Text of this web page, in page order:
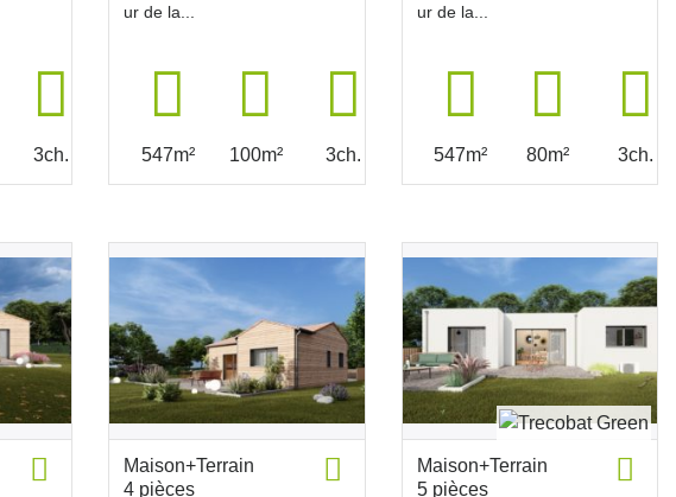
3ch.
ur de la...
547m² 100m² 3ch.
ur de la...
547m² 80m² 3ch.
Maison+Terrain
4 pièces
Maison+Terrain
5 pièces